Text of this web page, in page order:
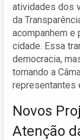
atividades dos
da
acompanhem e
cidade. Essa
democracia,
tornando a
representantes
Novos
Atenção